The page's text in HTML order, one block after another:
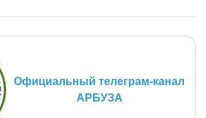
Официальный телеграм-канал
АРБУЗА